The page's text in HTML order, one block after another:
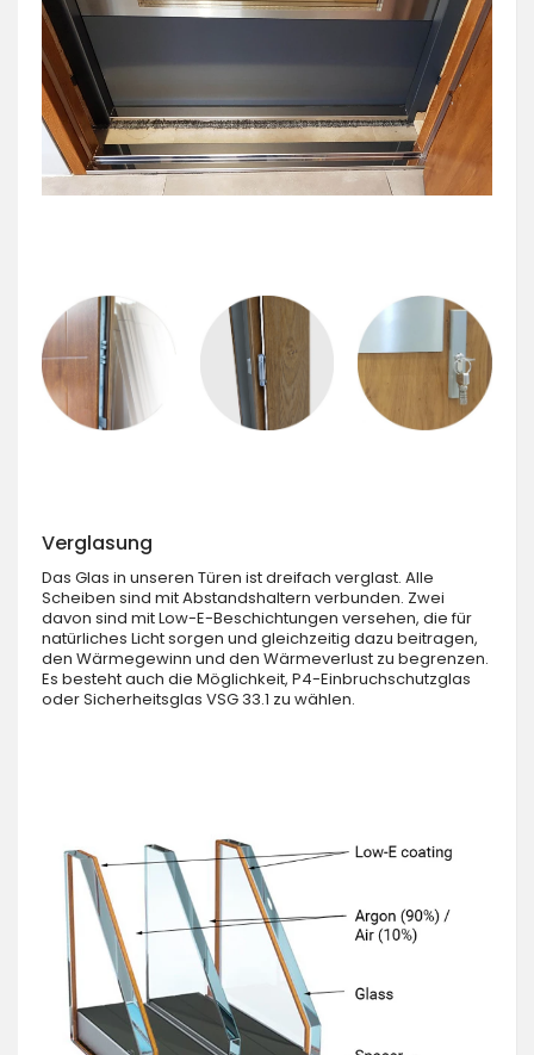
Verglasung
Das Glas in unseren Türen ist dreifach verglast. Alle
Scheiben sind mit Abstandshaltern verbunden. Zwei
davon sind mit Low-E-Beschichtungen versehen, die für
natürliches Licht sorgen und gleichzeitig dazu beitragen,
den Wärmegewinn und den Wärmeverlust zu begrenzen.
Es besteht auch die Möglichkeit, P4-Einbruchschutzglas
oder Sicherheitsglas VSG 33.1 zu wählen.